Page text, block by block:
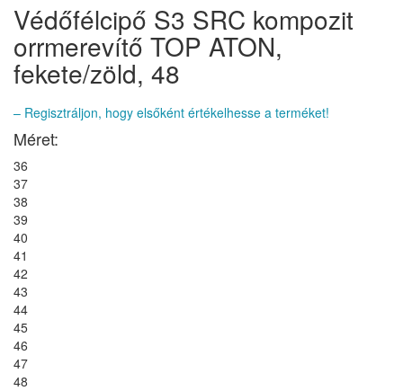
Védőfélcipő S3 SRC kompozit
orrmerevítő TOP ATON,
fekete/zöld, 48
– Regisztráljon, hogy elsőként értékelhesse a terméket!
Méret:
36
37
38
39
40
41
42
43
44
45
46
47
48